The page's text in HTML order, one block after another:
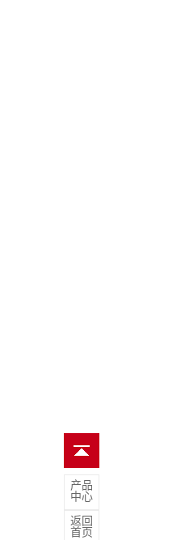
产品
中心
返回
首页